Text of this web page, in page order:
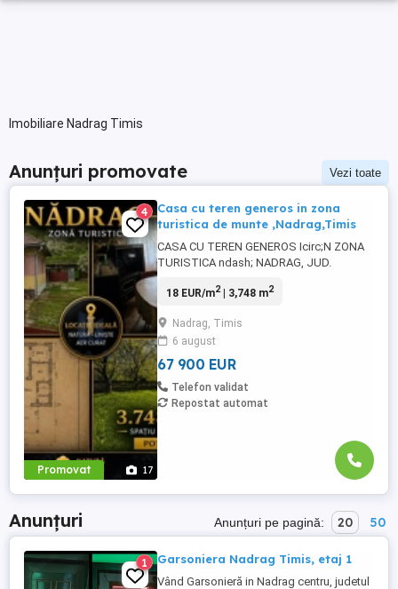
Imobiliare Nadrag Timis
Anunțuri promovate Vezi toate
Promovat 17
4
Casa cu teren generos in zona
turistica de munte ,Nadrag,Timis
CASA CU TEREN GENEROS Icirc;N ZONA
TURISTICA ndash; NADRAG, JUD.
MP CASA | POTEN#538;IAL TURISTIC |
Este o oportunitate intr-una dintre cele mai
autentice zone din estul judetului Timis
ndash; Nadrag, la poalele muntilor, ...
18 EUR/m2| 3,748 m2
Nadrag, Timis
6 august
67 900 EUR
Telefon validat
Repostat automat
Anunțuri Anunțuri pe pagină: 20 50
1 Garsoniera Nadrag Timis, etaj 1
Vând Garsonieră in Nadrag centru, judetul